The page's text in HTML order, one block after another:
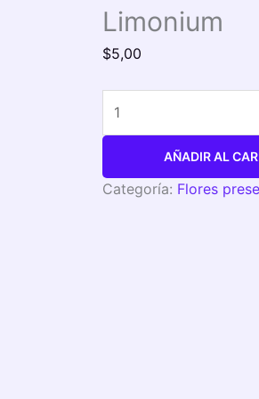
Limonium
$5,00
AÑADIR AL
Categoría: Flores